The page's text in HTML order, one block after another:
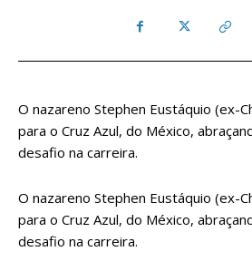
O nazareno Stephen Eustáquio (ex-
para o Cruz Azul, do México,
desafio na carreira.
O nazareno Stephen Eustáquio (ex-
para o Cruz Azul, do México,
desafio na carreira.